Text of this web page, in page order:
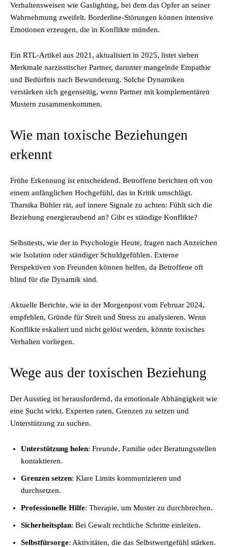
Verhaltensweisen wie Gaslighting, bei dem das Opfer an seiner
Wahrnehmung zweifelt. Borderline-Störungen können intensive
Emotionen erzeugen, die in Konflikte münden.
Ein RTL-Artikel aus 2021, aktualisiert in 2025, listet sieben
Merkmale narzisstischer Partner, darunter mangelnde Empathie
und Bedürfnis nach Bewunderung. Solche Dynamiken
verstärken sich gegenseitig, wenn Partner mit komplementären
Mustern zusammenkommen.
Wie man toxische Beziehungen
erkennt
Frühe Erkennung ist entscheidend. Betroffene berichten oft von
einem anfänglichen Hochgefühl, das in Kritik umschlägt.
Tharsika Bühler rät, auf innere Signale zu achten: Fühlt sich die
Beziehung energieraubend an? Gibt es ständige Konflikte?
Selbsttests, wie der in Psychologie Heute, fragen nach Anzeichen
wie Isolation oder ständiger Schuldgefühlen. Externe
Perspektiven von Freunden können helfen, da Betroffene oft
blind für die Dynamik sind.
Aktuelle Berichte, wie in der Morgenpost vom Februar 2024,
empfehlen, Gründe für Streit und Stress zu analysieren. Wenn
Konflikte eskaliert und nicht gelöst werden, könnte toxisches
Verhalten vorliegen.
Wege aus der toxischen Beziehung
Der Ausstieg ist herausfordernd, da emotionale Abhängigkeit wie
eine Sucht wirkt. Experten raten, Grenzen zu setzen und
Unterstützung zu suchen.
Unterstützung holen: Freunde, Familie oder Beratungsstellen
kontaktieren.
Grenzen setzen: Klare Limits kommunizieren und
durchsetzen.
Professionelle Hilfe: Therapie, um Muster zu durchbrechen.
Sicherheitsplan: Bei Gewalt rechtliche Schritte einleiten.
Selbstfürsorge: Aktivitäten, die das Selbstwertgefühl stärken.